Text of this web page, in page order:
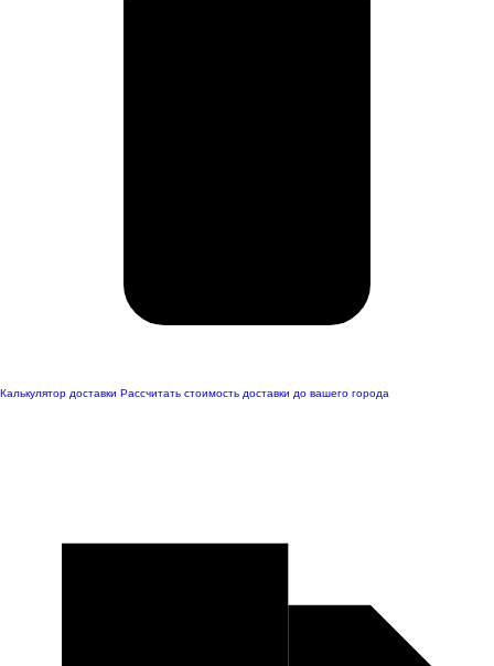
Калькулятор доставки Рассчитать стоимость доставки до вашего города